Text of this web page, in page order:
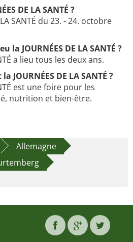
DE LA SANTÉ ?
SANTÉ du 23. - 24. octobre
la JOURNÉES DE LA SANTÉ ?
a lieu tous les deux ans.
JOURNÉES DE LA SANTÉ ?
est une foire pour les
nutrition et bien-être.
Allemagne